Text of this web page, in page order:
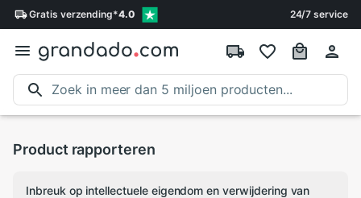
Gratis verzending*4.0 24/7 service
Product rapporteren
Inbreuk op intellectuele eigendom en verwijdering van